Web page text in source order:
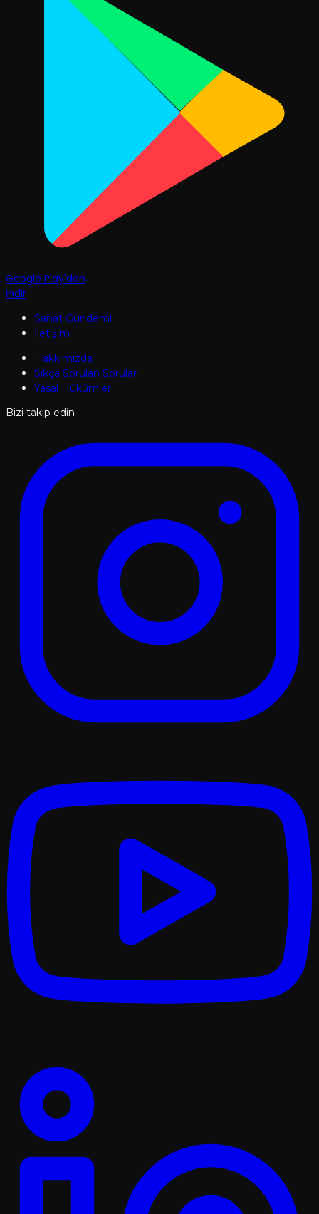
Google Play'den
İndir
Sanat Gündemi
İletişim
Hakkımızda
Sıkça Sorulan Sorular
Yasal Hükümler
Bizi takip edin